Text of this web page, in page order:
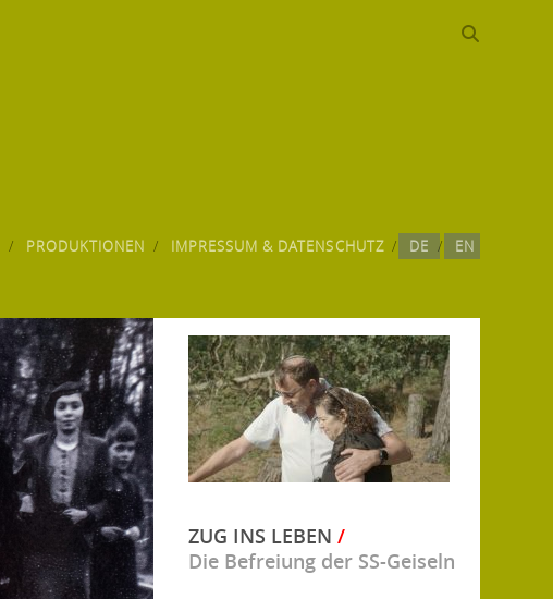
PRODUKTIONEN IMPRESSUM & DATENSCHUTZ DE EN
ZUG INS LEBEN /
Die Befreiung der SS-Geiseln